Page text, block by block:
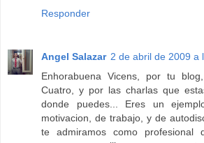
Responder
Angel Salazar 2 de abril de 2009 a
Enhorabuena Vicens, por tu
Cuatro, y por las charlas que
donde puedes... Eres un
motivacion, de trabajo, y de
te admiramos como profesional